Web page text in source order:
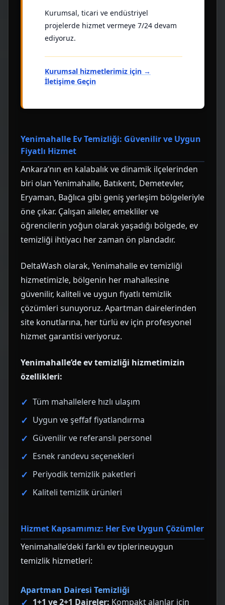
Kurumsal, ticari ve endüstriyel
projelerde hizmet vermeye 7/24 devam
ediyoruz.
Kurumsal hizmetlerimiz için →
İletişime Geçin
Yenimahalle Ev Temizliği: Güvenilir ve Uygun
Fiyatlı Hizmet
Ankara’nın en kalabalık ve dinamik ilçelerinden
biri olan Yenimahalle, Batıkent, Demetevler,
Eryaman, Bağlıca gibi geniş yerleşim bölgeleriyle
öne çıkar. Çalışan aileler, emekliler ve
öğrencilerin yoğun olarak yaşadığı bölgede, ev
temizliği ihtiyacı her zaman ön plandadır.
DeltaWash olarak, Yenimahalleev temizliği
hizmetimizle, bölgenin her mahallesine
güvenilir, kaliteli ve uygun fiyatlı temizlik
çözümleri sunuyoruz. Apartman dairelerinden
site konutlarına, her türlü ev için profesyonel
hizmet garantisi veriyoruz.
Yenimahalle’de ev temizliği hizmetimizin
özellikleri:
Tüm mahallelere hızlı ulaşım
Uygun ve şeffaf fiyatlandırma
Güvenilir ve referanslı personel
Esnek randevu seçenekleri
Periyodik temizlik paketleri
Kaliteli temizlik ürünleri
Hizmet Kapsamımız: Her Eve Uygun Çözümler
Yenimahalle’deki farklı ev tiplerineuygun
temizlik hizmetleri:
Apartman Dairesi Temizliği
1+1 ve 2+1 Daireler: Kompakt alanlar için